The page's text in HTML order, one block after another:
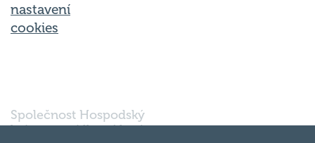
nastavení
cookies
Společnost Hospodský
kvíz s.r.o., sídlem Nové